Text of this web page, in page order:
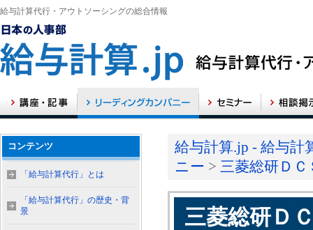
給与計算代行・アウトソーシングの総合情報
給与計算.jp - 給与
ニー > 三菱総研ＤＣ
三菱総研Ｄ
コンテンツ
「給与計算代行」とは
「給与計算代行」の歴史・背
景